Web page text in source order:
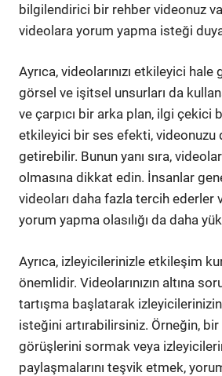
bilgilendirici bir rehber videonuz
videolara yorum yapma isteği
Ayrıca, videolarınızı etkileyici
görsel ve işitsel unsurları da
ve çarpıcı bir arka plan, ilgi çekici
etkileyici bir ses efekti, videonuzu
getirebilir. Bunun yanı sıra,
olmasına dikkat edin. İnsanlar
videoları daha fazla tercih ederler
yorum yapma olasılığı da daha
Ayrıca, izleyicilerinizle etkileşim
önemlidir. Videolarınızın altına
tartışma başlatarak
isteğini artırabilirsiniz. Örneğin, bir
görüşlerini sormak veya
paylaşmalarını teşvik etmek,